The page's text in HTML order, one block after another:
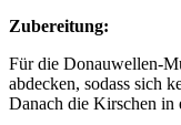
Zubereitung:
Für die Donauwellen-
abdecken, sodass sich
Danach die Kirschen in